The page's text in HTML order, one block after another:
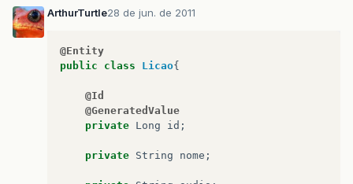
ArthurTurtle28 de jun. de 2011
@Entity
public
class Licao{
@Id
@GeneratedValue
private Long id ;
private String nome ;